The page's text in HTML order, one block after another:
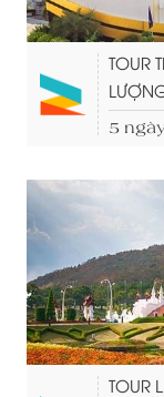
TOUR
5
TOUR